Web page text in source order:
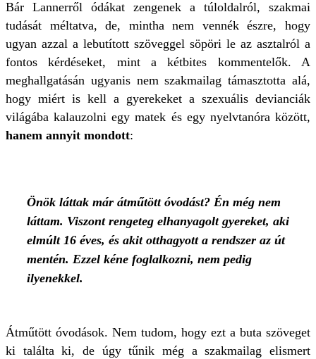
Bár Lannerről ódákat zengenek a túloldalról, szakmai
tudását méltatva, de, mintha nem vennék észre, hogy
ugyan azzal a lebutított szöveggel söpöri le az asztalról a
fontos kérdéseket, mint a kétbites kommentelők. A
meghallgatásán ugyanis nem szakmailag támasztotta alá,
hogy miért is kell a gyerekeket a szexuális devianciák
világába kalauzolni egy matek és egy nyelvtanóra között,
hanem annyit mondott:
Önök láttak már átműtött óvodást? Én még nem
láttam. Viszont rengeteg elhanyagolt gyereket, aki
elmúlt 16 éves, és akit otthagyott a rendszer az út
mentén. Ezzel kéne foglalkozni, nem pedig
ilyenekkel.
Átműtött óvodások. Nem tudom, hogy ezt a buta szöveget
ki találta ki, de úgy tűnik még a szakmailag elismert